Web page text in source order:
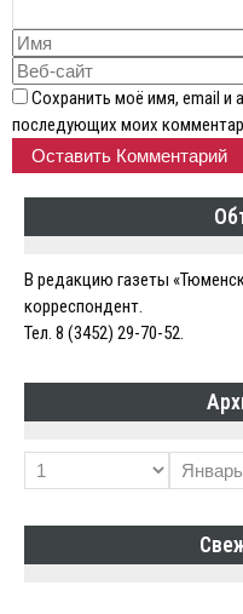
Сохранить моё имя, email и
последующих моих
В редакцию газеты
корреспондент.
Тел. 8 (3452) 29-70-52.